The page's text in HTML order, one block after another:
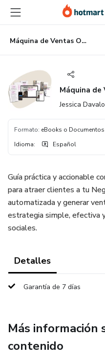
principal
página
de
página
Máquina de Ventas Online
Máquina de
Jessica
Formato: eBooks o Documentos
Idioma: Español
Guía práctica y accionable
para atraer clientes a tu
automatizada y generar
estrategia simple, efectiva
sociales.
Detalles
Garantía de 7 días
Más información
contenido